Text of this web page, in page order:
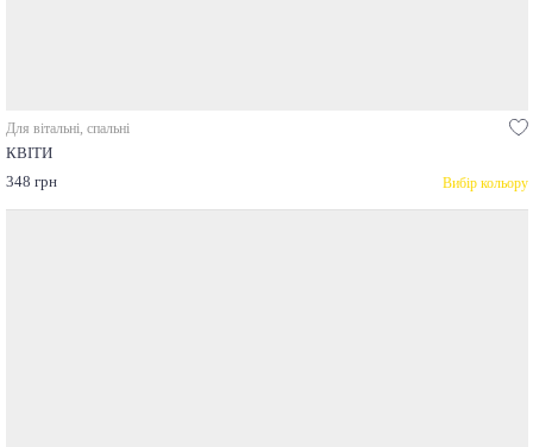
Для вітальні, спальні
КВІТИ
348 грн
Вибір кольору